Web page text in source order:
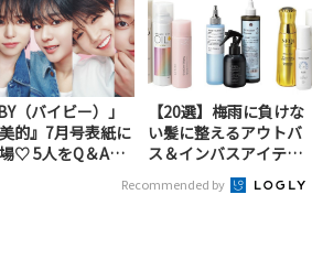
（バイビー）」
的』7月号表紙に
♡ 5人をQ＆Aで
【20選】梅雨に負けな
い髪に整えるアウトバ
ス＆インバスアイテム
をピックアップ
Recommended by